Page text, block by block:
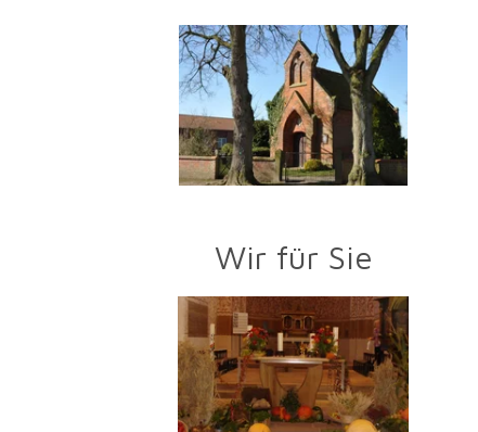
Wir für Sie